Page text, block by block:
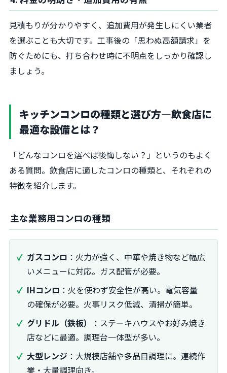
見積もりが分かりやすく、追加費用が発生しにくい業者
を選ぶことも大切です。工事後の「思わぬ高額請求」を
防ぐためにも、打ち合わせ時に不明点をしっかり確認し
ましょう。
キッチンコンロの種類と選び方―飲食店に
最適な設備とは？
「どんなコンロを選べば後悔しない？」というのもよく
ある質問。飲食店に適したコンロの種類と、それぞれの
特徴を紹介します。
主な業務用コンロの種類
ガスコンロ ：火力が強く、中華や焼き物など幅広
いメニューに対応。ガス配管が必要。
IHコンロ ：火を使わず安全性が高い。電気容量
の確保が必要。火事リスク低減、清掃が簡単。
グリドル（鉄板）
：ステーキハウスやお好み焼き
店などに最適。調理台一体型が多い。
大型レンジ ：大規模店舗や多品目調理に。連続作
業・大量調理向き。